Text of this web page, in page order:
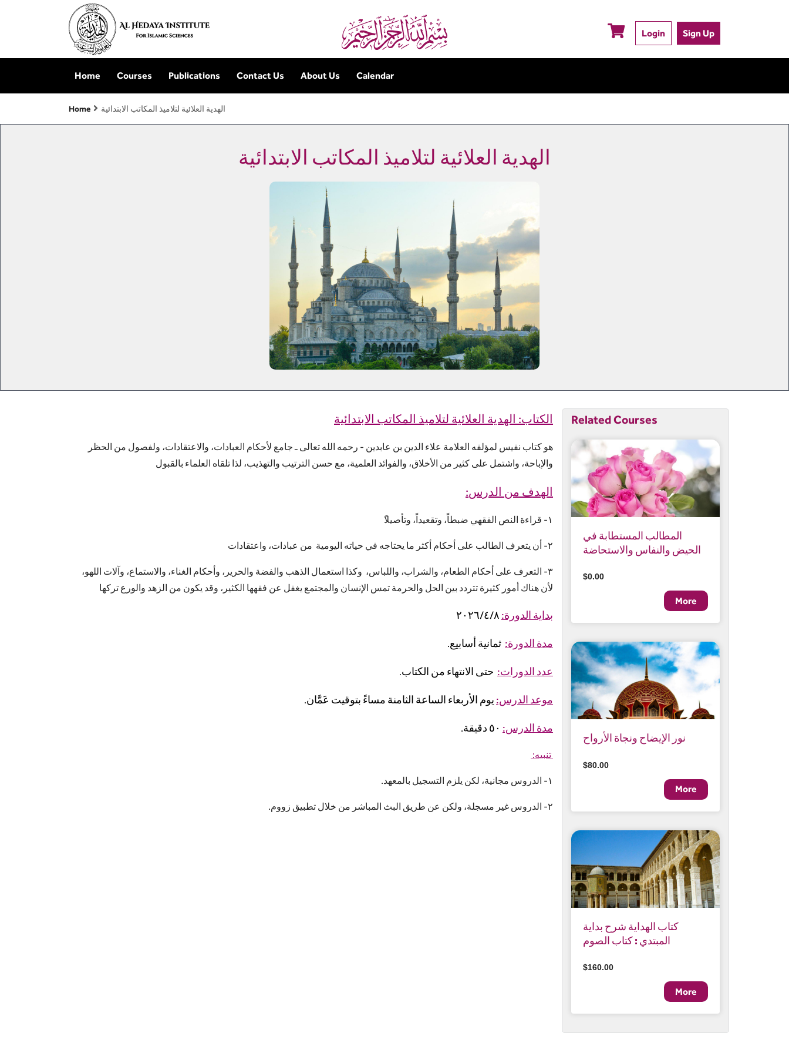
Login Sign Up
Home Courses Publications Contact Us About Us Calendar
Home الهدية العلائية لتلاميذ المكاتب الابتدائية
الهدية العلائية لتلاميذ المكاتب الابتدائية
الكتاب: الهدية العلائية لتلاميذ المكاتب الابتدائية
هو كتاب نفيس لمؤلفه العلامة علاء الدين بن عابدين - رحمه الله تعالى ـ جامع لأحكام العبادات، والاعتقادات، ولفصول من الحظر
والإباحة، واشتمل على كثير من الأخلاق، والفوائد العلمية، مع حسن الترتيب والتهذيب، لذا تلقاه العلماء بالقبول
:الهدف من الدرس
ً١- قراءة النص الفقهي ضبطاً، وتقعيداً، وتأصيلا
٢- أن يتعرف الطالب على أحكام أكثر ما يحتاجه في حياته اليومية من عبادات، واعتقادات
٣- التعرف على أحكام الطعام، والشراب، واللباس، وكذا استعمال الذهب والفضة والحرير، وأحكام الغناء، والاستماع، وآلات اللهو،
لأن هناك أمور كثيرة تتردد بين الحل والحرمة تمس الإنسان والمجتمع يغفل عن فقهها الكثير، وقد يكون من الزهد والورع تركها
بداية الدورة:
. مدة الدورة: ثمانية أسابيع
. عدد الدورات: حتى الانتهاء من الكتاب
. موعد الدرس: يوم الأربعاء الساعة الثامنة مساءً بتوقيت عَمَّان
. مدة الدرس:
:تنبيه
.١- الدروس مجانية، لكن يلزم التسجيل بالمعهد
.٢- الدروس غير مسجلة، ولكن عن طريق البث المباشر من خلال تطبيق زووم
Related Courses
المطالب المستطابة في
الحيض والنفاس والاستحاضة
$0.00
نور الإيضاح ونجاة الأرواح
$80.00
كتاب الهداية شرح بداية
المبتدي : كتاب الصوم
$160.00